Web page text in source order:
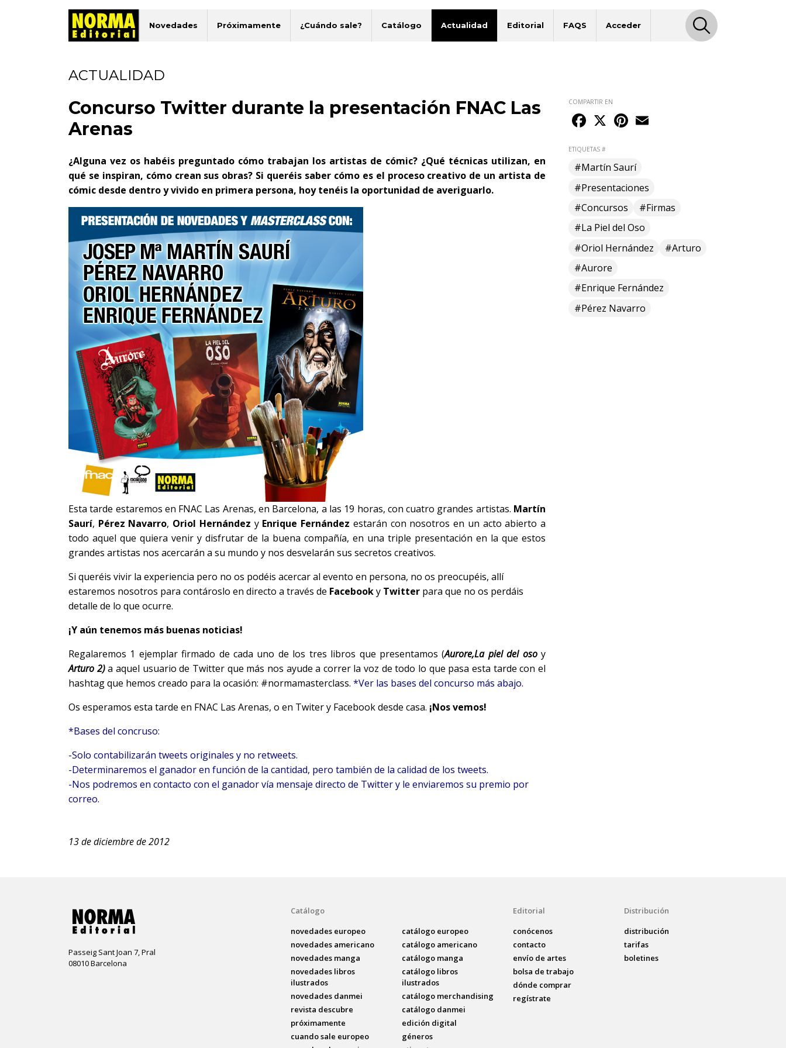
Novedades Próximamente ¿Cuándo sale? Catálogo Actualidad Editorial FAQS Acceder
ACTUALIDAD
Concurso Twitter durante la presentación FNAC Las
Arenas
¿Alguna vez os habéis preguntado cómo trabajan los artistas de cómic? ¿Qué técnicas utilizan, en
qué se inspiran, cómo crean sus obras? Si queréis saber cómo es el proceso creativo de un artista de
cómic desde dentro y vivido en primera persona, hoy tenéis la oportunidad de averiguarlo.
Esta tarde estaremos en FNAC Las Arenas, en Barcelona, a las 19 horas, con cuatro grandes artistas. Martín
Saurí, Pérez Navarro, Oriol Hernández y Enrique Fernández estarán con nosotros en un acto abierto a
todo aquel que quiera venir y disfrutar de la buena compañía, en una triple presentación en la que estos
grandes artistas nos acercarán a su mundo y nos desvelarán sus secretos creativos.
Si queréis vivir la experiencia pero no os podéis acercar al evento en persona, no os preocupéis, allí
estaremos nosotros para contároslo en directo a través de Facebooky Twitter para que no os perdáis
detalle de lo que ocurre.
¡Y aún tenemos más buenas noticias!
Regalaremos 1 ejemplar firmado de cada uno de los tres libros que presentamos (Aurore,La piel del osoy
Arturo 2)a aquel usuario de Twitter que más nos ayude a correr la voz de todo lo que pasa esta tarde con el
hashtag que hemos creado para la ocasión: #normamasterclass. *Ver las bases del concurso más abajo.
Os esperamos esta tarde en FNAC Las Arenas, o en Twiter y Facebook desde casa. ¡Nos vemos!
*Bases del concruso:
-Solo contabilizarán tweets originales y no retweets.
-Determinaremos el ganador en función de la cantidad, pero también de la calidad de los tweets.
-Nos podremos en contacto con el ganador vía mensaje directo de Twitter y le enviaremos su premio por
correo.
13 de diciembre de 2012
COMPARTIR EN
Facebook
X Pinterest
ETIQUETAS #
#Martín Saurí
#Presentaciones
#Concursos
#Firmas
#La Piel del Oso
#Oriol Hernández
#Arturo
#Aurore
#Enrique Fernández
#Pérez Navarro
Passeig Sant Joan 7, Pral
08010 Barcelona
Catálogo
novedades europeo
novedades americano
novedades manga
novedades libros
ilustrados
novedades danmei
revista descubre
próximamente
cuando sale europeo
catálogo europeo
catálogo americano
catálogo manga
catálogo libros
ilustrados
catálogo merchandising
catálogo danmei
edición digital
géneros
Editorial
conócenos
contacto
envío de artes
bolsa de trabajo
dónde comprar
regístrate
Distribución
distribución
tarifas
boletines